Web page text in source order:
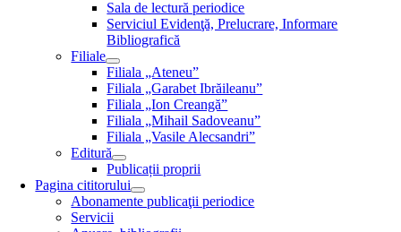
Sala de lectură periodice
Serviciul Evidenţă, Prelucrare, Informare
Bibliografică
Filiale
Filiala „Ateneu”
Filiala „Garabet Ibrăileanu”
Filiala „Ion Creangă”
Filiala „Mihail Sadoveanu”
Filiala „Vasile Alecsandri”
Editură
Publicații proprii
Pagina cititorului
Abonamente publicaţii periodice
Servicii